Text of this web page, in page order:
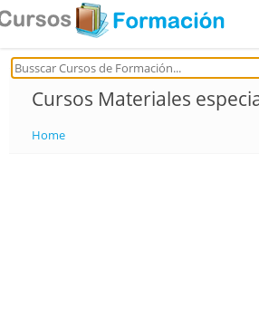
Cursos Materiales
Home